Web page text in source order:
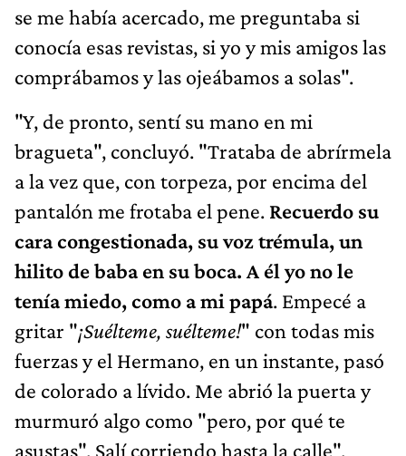
se me había acercado, me preguntaba si
conocía esas revistas, si yo y mis amigos las
comprábamos y las ojeábamos a solas".
"Y, de pronto, sentí su mano en mi
bragueta", concluyó. "Trataba de abrírmela
a la vez que, con torpeza, por encima del
pantalón me frotaba el pene. Recuerdo su
cara congestionada, su voz trémula, un
hilito de baba en su boca. A él yo no le
tenía miedo, como a mi papá. Empecé a
gritar "¡Suélteme, suélteme!" con todas mis
fuerzas y el Hermano, en un instante, pasó
de colorado a lívido. Me abrió la puerta y
murmuró algo como "pero, por qué te
asustas". Salí corriendo hasta la calle".